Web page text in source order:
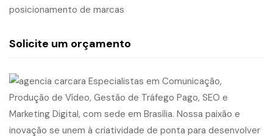
posicionamento de marcas
Solicite um orçamento